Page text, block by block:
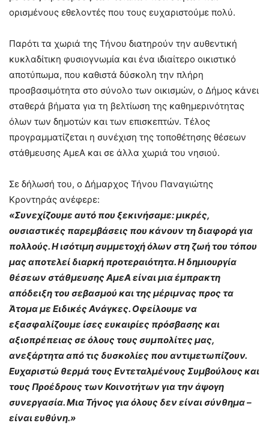
ορισμένους εθελοντές που τους ευχαριστούμε πολύ.
Παρότι τα χωριά της Τήνου διατηρούν την αυθεντική
κυκλαδίτικη φυσιογνωμία και ένα ιδιαίτερο οικιστικό
αποτύπωμα, που καθιστά δύσκολη την πλήρη
προσβασιμότητα στο σύνολο των οικισμών, ο Δήμος κάνει
σταθερά βήματα για τη βελτίωση της καθημερινότητας
όλων των δημοτών και των επισκεπτών. Τέλος
προγραμματίζεται η συνέχιση της τοποθέτησης θέσεων
στάθμευσης ΑμεΑ και σε άλλα χωριά του νησιού.
Σε δήλωσή του, ο Δήμαρχος Τήνου Παναγιώτης
Κροντηράς ανέφερε:
«Συνεχίζουμε αυτό που ξεκινήσαμε: μικρές,
ουσιαστικές παρεμβάσεις που κάνουν τη διαφορά για
πολλούς. Η ισότιμη συμμετοχή όλων στη ζωή του τόπου
μας αποτελεί διαρκή προτεραιότητα. Η δημιουργία
θέσεων στάθμευσης ΑμεΑ είναι μια έμπρακτη
απόδειξη του σεβασμού και της μέριμνας προς τα
Άτομα με Ειδικές Ανάγκες. Οφείλουμε να
εξασφαλίζουμε ίσες ευκαιρίες πρόσβασης και
αξιοπρέπειας σε όλους τους συμπολίτες μας,
ανεξάρτητα από τις δυσκολίες που αντιμετωπίζουν.
Ευχαριστώ θερμά τους Εντεταλμένους Συμβούλους και
τους Προέδρους των Κοινοτήτων για την άψογη
συνεργασία. Μια Τήνος για όλους δεν είναι σύνθημα –
είναι ευθύνη.»